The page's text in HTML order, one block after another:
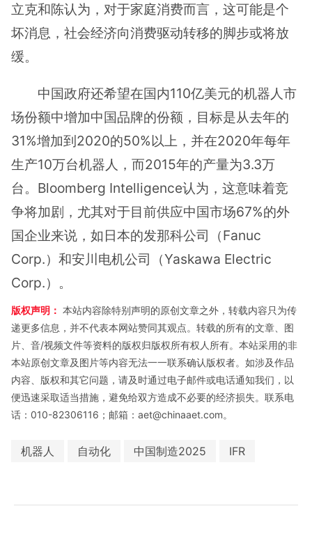
立克和陈认为，对于家庭消费而言，这可能是个
坏消息，社会经济向消费驱动转移的脚步或将放
缓。
中国政府还希望在国内110亿美元的机器人市
场份额中增加中国品牌的份额，目标是从去年的
31%增加到2020的50%以上，并在2020年每年
生产10万台机器人，而2015年的产量为3.3万
台。Bloomberg Intelligence认为，这意味着竞
争将加剧，尤其对于目前供应中国市场67%的外
国企业来说，如日本的发那科公司（Fanuc
Corp.）和安川电机公司（Yaskawa Electric
Corp.）。
版权声明： 本站内容除特别声明的原创文章之外，转载内容只为传
递更多信息，并不代表本网站赞同其观点。转载的所有的文章、图
片、音/视频文件等资料的版权归版权所有权人所有。本站采用的非
本站原创文章及图片等内容无法一一联系确认版权者。如涉及作品
内容、版权和其它问题，请及时通过电子邮件或电话通知我们，以
便迅速采取适当措施，避免给双方造成不必要的经济损失。联系电
话：010-82306116；邮箱：aet@chinaaet.com。
机器人 自动化 中国制造2025 IFR